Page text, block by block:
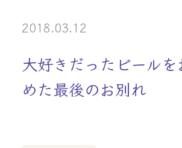
2018.03.12
大好きだったビール
めた最後のお別れ